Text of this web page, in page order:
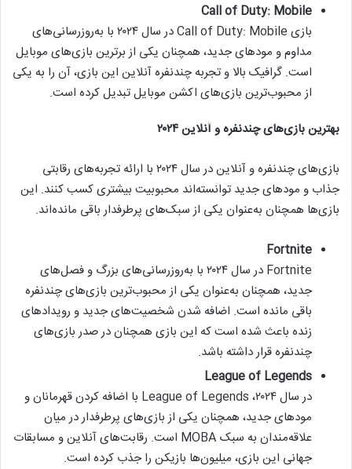
Call of Duty: Mobile
بازی Call of Duty: Mobile در سال ۲۰۲۴ با به‌روزرسانی‌های
مداوم و مودهای جدید، همچنان یکی از برترین بازی‌های موبایل
است. گرافیک بالا و تجربه چندنفره آنلاین این بازی، آن را به یکی
از محبوب‌ترین بازی‌های اکشن موبایل تبدیل کرده است.
بهترین بازی‌های چندنفره و آنلاین ۲۰۲۴
بازی‌های چندنفره و آنلاین در سال ۲۰۲۴ با ارائه تجربه‌های رقابتی
جذاب و مودهای جدید توانسته‌اند محبوبیت بیشتری کسب کنند. این
بازی‌ها همچنان به‌عنوان یکی از سبک‌های پرطرفدار باقی مانده‌اند.
Fortnite
Fortnite در سال ۲۰۲۴ با به‌روزرسانی‌های بزرگ و فصل‌های
جدید، همچنان به‌عنوان یکی از محبوب‌ترین بازی‌های چندنفره
باقی مانده است. اضافه شدن شخصیت‌های جدید و رویدادهای
زنده باعث شده است که این بازی همچنان در صدر بازی‌های
چندنفره قرار داشته باشد.
League of Legends
در سال ۲۰۲۴، League of Legends با اضافه کردن قهرمانان و
مودهای جدید، همچنان یکی از بازی‌های پرطرفدار در میان
علاقه‌مندان به سبک MOBA است. رقابت‌های آنلاین و مسابقات
جهانی این بازی، میلیون‌ها بازیکن را جذب کرده است.